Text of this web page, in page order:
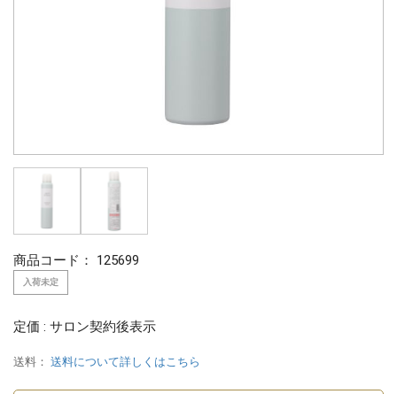
商品コード： 125699
入荷未定
定価 : サロン契約後表示
送料： 送料について詳しくはこちら